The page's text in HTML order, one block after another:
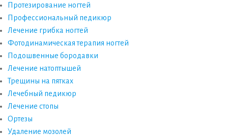
Протезирование ногтей
Профессиональный педикюр
Лечение грибка ногтей
Фотодинамическая терапия ногтей
Подошвенные бородавки
Лечение натоптышей
Трещины на пятках
Лечебный педикюр
Лечение стопы
Ортезы
Удаление мозолей